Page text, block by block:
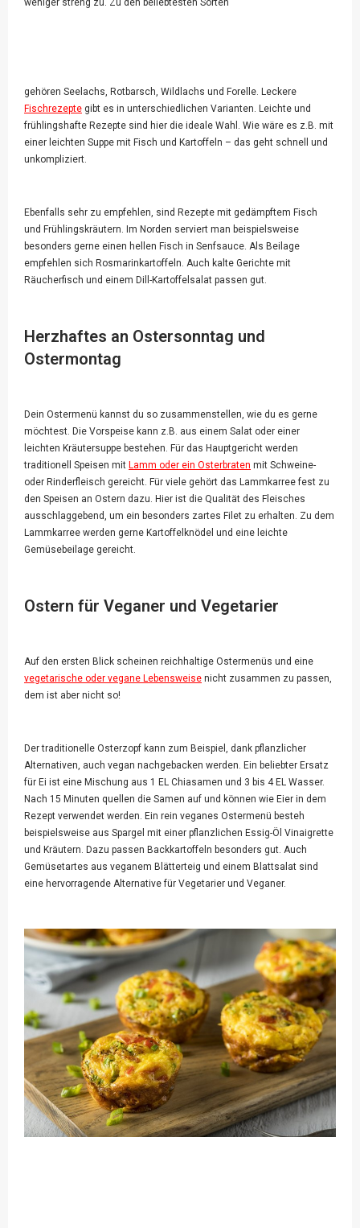
weniger streng zu. Zu den beliebtesten Sorten
gehören Seelachs, Rotbarsch, Wildlachs und Forelle. Leckere
Fischrezepte gibt es in unterschiedlichen Varianten. Leichte und
frühlingshafte Rezepte sind hier die ideale Wahl. Wie wäre es z.B. mit
einer leichten Suppe mit Fisch und Kartoffeln – das geht schnell und
unkompliziert.
Ebenfalls sehr zu empfehlen, sind Rezepte mit gedämpftem Fisch
und Frühlingskräutern. Im Norden serviert man beispielsweise
besonders gerne einen hellen Fisch in Senfsauce. Als Beilage
empfehlen sich Rosmarinkartoffeln. Auch kalte Gerichte mit
Räucherfisch und einem Dill-Kartoffelsalat passen gut.
Herzhaftes an Ostersonntag und
Ostermontag
Dein Ostermenü kannst du so zusammenstellen, wie du es gerne
möchtest. Die Vorspeise kann z.B. aus einem Salat oder einer
leichten Kräutersuppe bestehen. Für das Hauptgericht werden
traditionell Speisen mit Lamm oder ein Osterbraten mit Schweine-
oder Rinderfleisch gereicht. Für viele gehört das Lammkarree fest zu
den Speisen an Ostern dazu. Hier ist die Qualität des Fleisches
ausschlaggebend, um ein besonders zartes Filet zu erhalten. Zu dem
Lammkarree werden gerne Kartoffelknödel und eine leichte
Gemüsebeilage gereicht.
Ostern für Veganer und Vegetarier
Auf den ersten Blick scheinen reichhaltige Ostermenüs und eine
vegetarische oder vegane Lebensweise nicht zusammen zu passen,
dem ist aber nicht so!
Der traditionelle Osterzopf kann zum Beispiel, dank pflanzlicher
Alternativen, auch vegan nachgebacken werden. Ein beliebter Ersatz
für Ei ist eine Mischung aus 1 EL Chiasamen und 3 bis 4 EL Wasser.
Nach 15 Minuten quellen die Samen auf und können wie Eier in dem
Rezept verwendet werden. Ein rein veganes Ostermenü besteh
beispielsweise aus Spargel mit einer pflanzlichen Essig-Öl Vinaigrette
und Kräutern. Dazu passen Backkartoffeln besonders gut. Auch
Gemüsetartes aus veganem Blätterteig und einem Blattsalat sind
eine hervorragende Alternative für Vegetarier und Veganer.